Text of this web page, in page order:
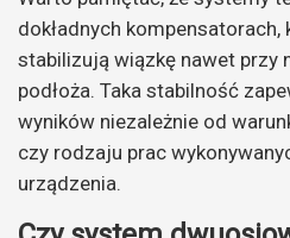
dokładnych
stabilizują wiązkę nawet przy
podłoża. Taka stabilność
wyników niezależnie od
czy rodzaju prac
urządzenia.